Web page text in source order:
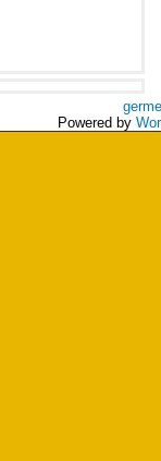
Powered by